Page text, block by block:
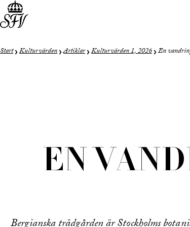
Start Kulturvärden Artiklar Kulturvärden 1, 2026 En
EN